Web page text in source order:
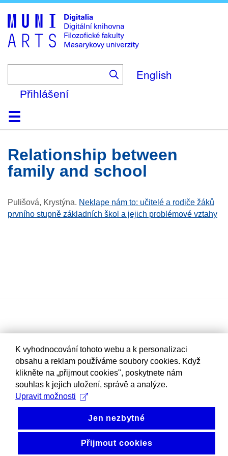
to
main
content
English
Přihlášení
DomůKolekce
Prohlížení
Vyhledávání
O platformě
Nápověda
KontaktDigitalia
relationship between
family and school
Pulišová, Krystýna. Neklape nám to: učitelé a rodiče žáků
prvního stupně základních škol a jejich problémové vztahy
K vyhodnocování tohoto webu a k personalizaci
obsahu a reklam používáme soubory cookies. Když
klikněte na „přijmout cookies", poskytnete nám
souhlas k jejich uložení, správě a analýze.
Upravit možnosti
Jen nezbytné
Přijmout cookies